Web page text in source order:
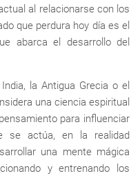
al relacionarse con los
que perdura hoy día es el
abarca el desarrollo del
la Antigua Grecia o el
una ciencia espiritual
para influenciar
se actúa, en la realidad
una mente mágica
y entrenando los